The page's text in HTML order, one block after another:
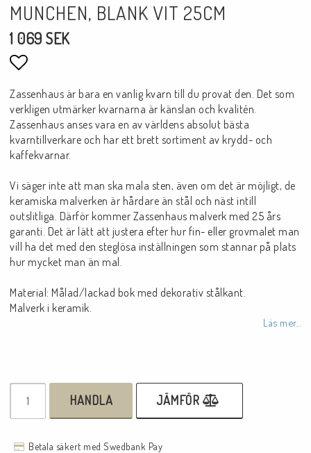
MUNCHEN, BLANK VIT 25CM
1 069 SEK
Lägg till i favoritlistan
Zassenhaus är bara en vanlig kvarn till du provat den. Det som
verkligen utmärker kvarnarna är känslan och kvalitén.
Zassenhaus anses vara en av världens absolut bästa
kvarntillverkare och har ett brett sortiment av krydd- och
kaffekvarnar.
Vi säger inte att man ska mala sten, även om det är möjligt, de
keramiska malverken är hårdare än stål och näst intill
outslitliga. Därför kommer Zassenhaus malverk med 25 års
garanti. Det är lätt att justera efter hur fin- eller grovmalet man
vill ha det med den steglösa inställningen som stannar på plats
hur mycket man än mal.
Material: Målad/lackad bok med dekorativ stålkant.
Malverk i keramik.
Läs mer...
HANDLA JÄMFÖR
Betala säkert med Swedbank Pay